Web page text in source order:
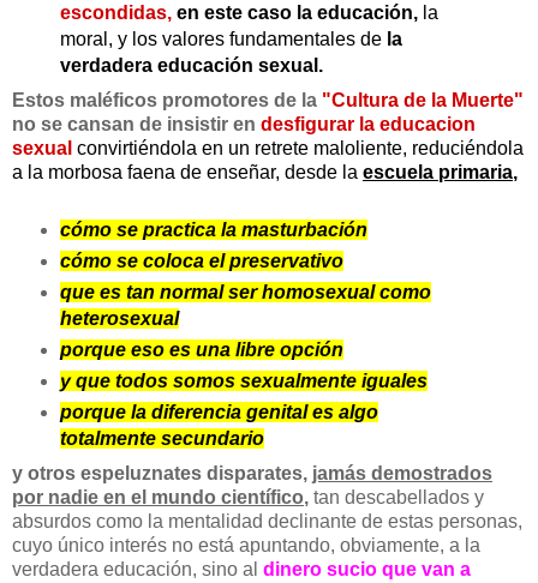
escondidas, en este caso la educación,la
moral, y los valores fundamentales de la
verdadera educación sexual.
Estos maléficos promotores de la "Cultura de la Muerte"
no se cansan de insistir en desfigurar la educacion
sexual convirtiéndola en un retrete maloliente, reduciéndola
a la morbosa faena de enseñar, desde la escuela primaria,
cómo se practica la masturbación
cómo se coloca el preservativo
que es tan normal ser homosexual como
heterosexual
porque eso es una libre opción
y que todos somos sexualmente iguales
porque la diferencia genital es algo
totalmente secundario
y otros espeluznates disparates, jamás demostrados
por nadie en el mundo científico, tan descabellados y
absurdos como la mentalidad declinante de estas personas,
cuyo único interés no está apuntando, obviamente, a la
verdadera educación, sino al dinero sucio que van a